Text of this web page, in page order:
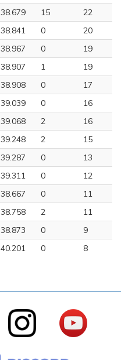
38.679 15
22
38.841 0
20
38.967 0
19
38.907 1
19
38.908 0
17
39.039 0
16
39.068 2
16
39.248 2
15
39.287 0
13
39.311 0
12
38.667 0
11
38.758 2
11
38.873 0
9
40.201 0 8